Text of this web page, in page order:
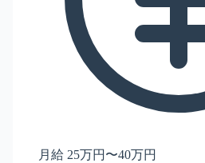
月給 25万円〜40万円